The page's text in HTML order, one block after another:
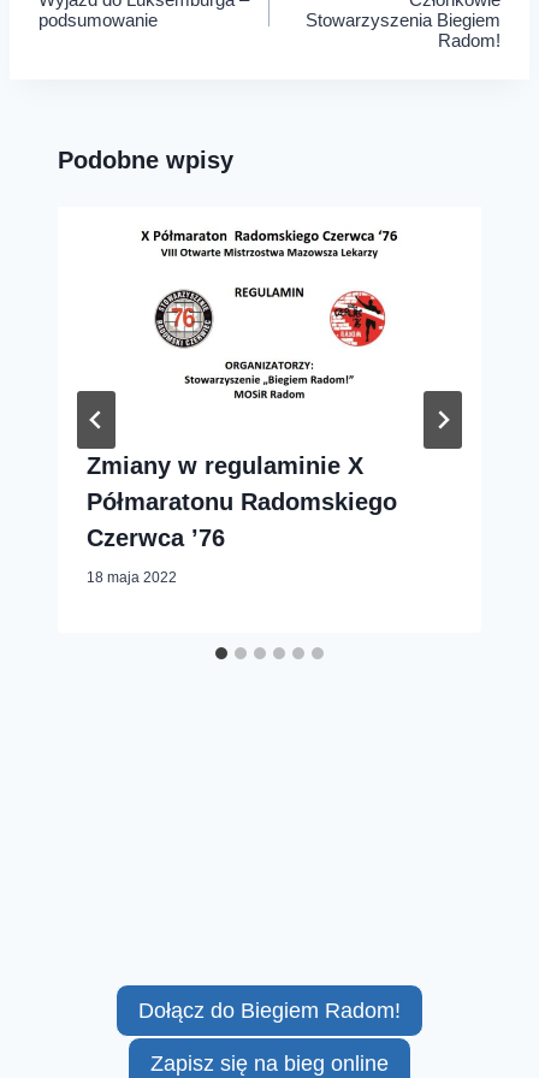
wpisu
podsumowanie
Stowarzyszenia Biegiem
Radom!
Podobne wpisy
Zmiany w regulaminie X
Półmaratonu Radomskiego
Czerwca ’76
18 maja 2022
Dołącz do Biegiem Radom!
Zapisz się na bieg online